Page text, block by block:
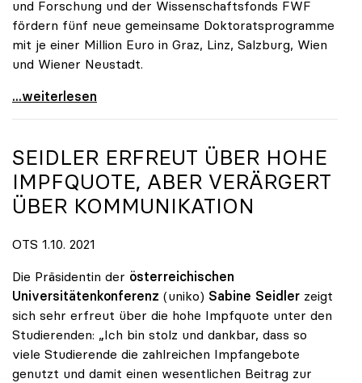
und Forschung und der Wissenschaftsfonds FWF
fördern fünf neue gemeinsame Doktoratsprogramme
mit je einer Million Euro in Graz, Linz, Salzburg, Wien
und Wiener Neustadt.
FHs und Unis bilden gemeinsam Doktorandinnen und
...weiterlesen
SEIDLER ERFREUT ÜBER HOHE
IMPFQUOTE, ABER VERÄRGERT
ÜBER KOMMUNIKATION
OTS 1.10. 2021
Die Präsidentin der österreichischen
Universitätenkonferenz (uniko) Sabine Seidler zeigt
sich sehr erfreut über die hohe Impfquote unter den
Studierenden: „Ich bin stolz und dankbar, dass so
viele Studierende die zahlreichen Impfangebote
genutzt und damit einen wesentlichen Beitrag zur